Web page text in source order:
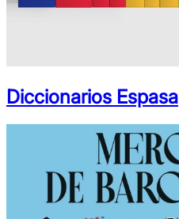
Diccionarios Espasa